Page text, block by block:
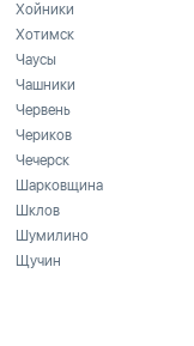
Хойники
Хотимск
Чаусы
Чашники
Червень
Чериков
Чечерск
Шарковщина
Шклов
Шумилино
Щучин